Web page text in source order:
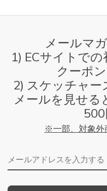
メールマ
1) ECサイトでの
クーポ
2) スケッチャー
メールを見せる
※一部、対象外
メールアドレス